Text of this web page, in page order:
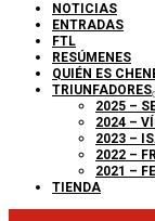
NOTICIAS
ENTRADAS
FTL
RESÚMENES
QUIÉN ES
TRIUNFADORES
2025 –
2024 –
2023 –
2022 –
2021 –
TIENDA